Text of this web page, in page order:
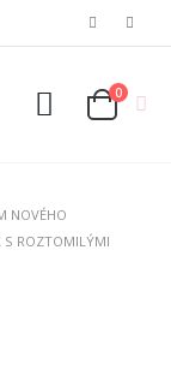
0
NOVÉHO
S ROZTOMILÝMI